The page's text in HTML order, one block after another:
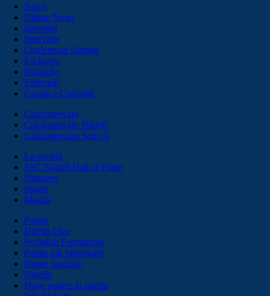
News
Ultime News
Infortuni
Interviste
Conferenze Stampa
Esclusive
Rubriche
Editoriali
Gossip e Curiosità
Calciomercato
Calciomercato Napoli
Calciomercato Serie A
La società
SSC Napoli Hall of Fame
Palmares
Stadio
Maglia
Partite
Diretta Live
Probabili Formazioni
Partite più importanti
Partite Storiche
Pagelle
Dove vedere la partita